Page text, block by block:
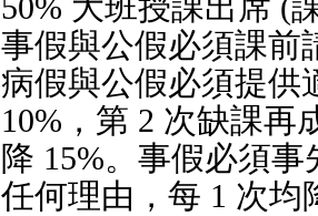
50% 大班授課出席 (
事假與公假必須課前
病假與公假必須提供
10%，第 2 次缺課再
降 15%。事假必須
任何理由，每 1 次均